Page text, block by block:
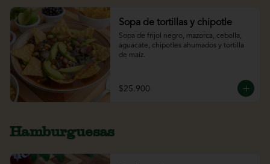
Sopa de tortillas y chipotle
Sopa de frijol negro, mazorca, cebolla,
aguacate, chipotles ahumados y tortilla
de maíz.
$25.900
Hamburguesas